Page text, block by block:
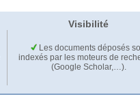
Visibilité
Les documents déposés
indexés par les moteurs de
(Google Scholar,…).